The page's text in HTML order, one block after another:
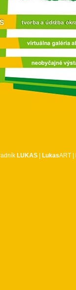
LUKAS LukasART